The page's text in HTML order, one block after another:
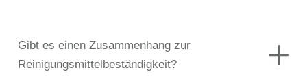
Gibt es einen Zusammenhang zur
Reinigungsmittelbeständigkeit?